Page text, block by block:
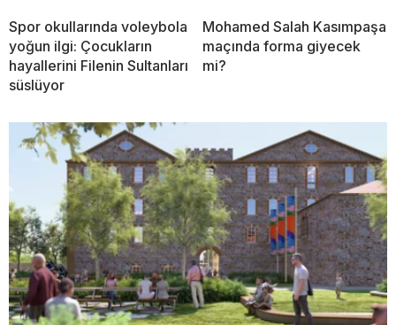
Spor okullarında voleybola
yoğun ilgi: Çocukların
hayallerini Filenin Sultanları
süslüyor
Mohamed Salah Kasımpaşa
maçında forma giyecek
mi?